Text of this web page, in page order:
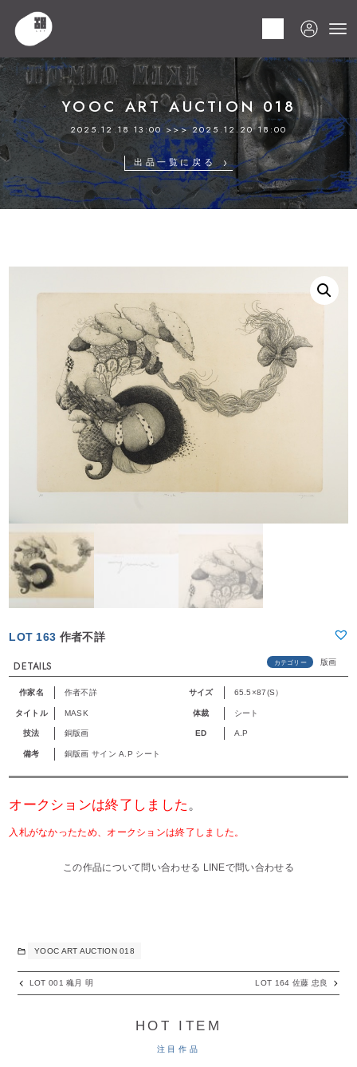
HOME
YOOC ART AUCTION 018
2025.12.18 13:00 >>> 2025.12.20 18:00
出品一覧に戻る
LOT 163 作者不詳
DETAILS カテゴリー 版画
作家名 作者不詳 サイズ 65.5×87(S）
タイトル MASK 体裁 シート
技法 銅版画 ED A.P
備考 銅版画 サイン A.P シート
オークションは終了しました。
入札がなかったため、オークションは終了しました。
この作品について問い合わせる LINEで問い合わせる
YOOC ART AUCTION 018
LOT 001 穐月 明 LOT 164 佐藤 忠良
HOT ITEM
注目作品